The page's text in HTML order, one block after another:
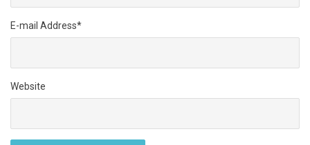
E-mail Address*
Website